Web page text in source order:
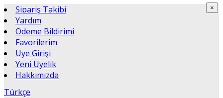
Sipariş Takibi
Yardım
Ödeme Bildirimi
Favorilerim
Üye Girişi
Yeni Üyelik
Hakkımızda
Türkçe
×
×